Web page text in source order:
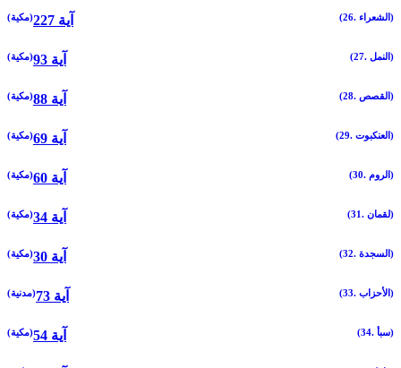
(26. الشعراء) (مكية) 227 آية
(27. النمل) (مكية) 93 آية
(28. القصص) (مكية) 88 آية
(29. العنكبوت) (مكية) 69 آية
(30. الروم) (مكية) 60 آية
(31. لقمان) (مكية) 34 آية
(32. السجدة) (مكية) 30 آية
(33. الأحزاب) (مدنية) 73 آية
(34. سبأ) (مكية) 54 آية